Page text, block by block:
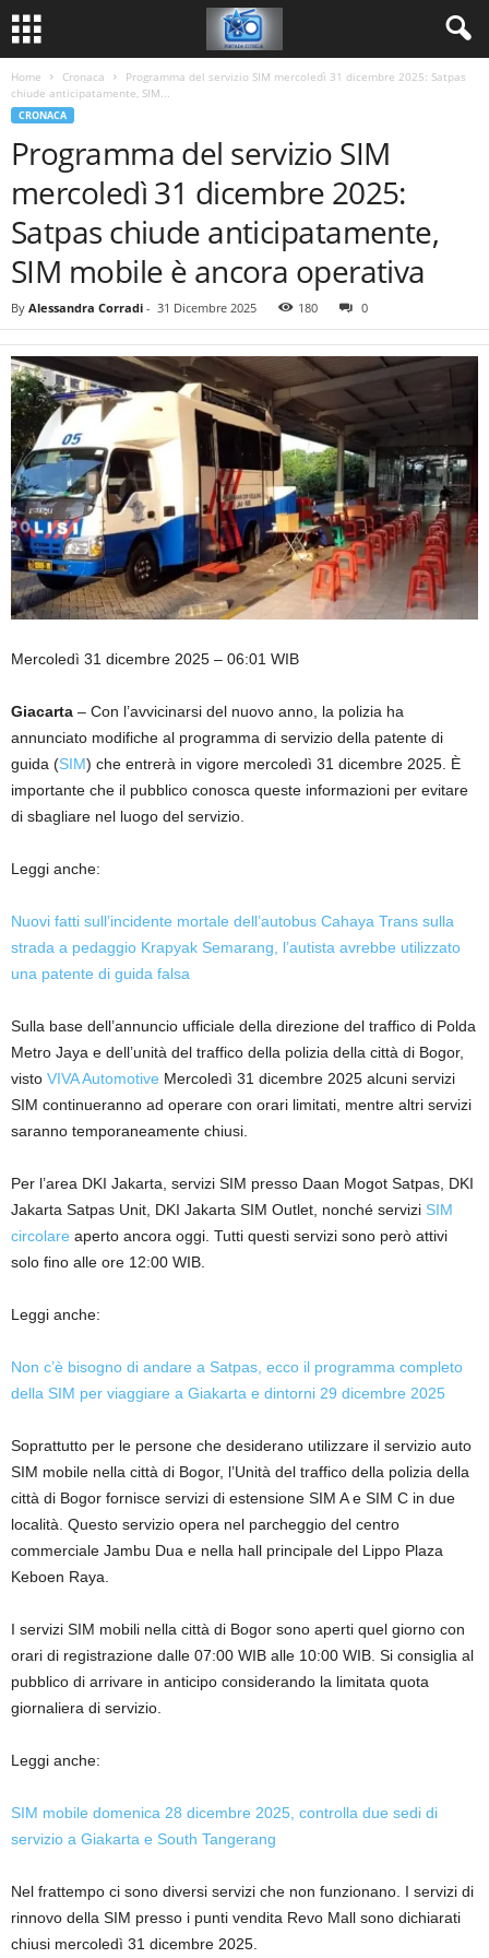
Home Cronaca
Programma del servizio SIM mercoledì 31 dicembre 2025: Satpas
chiude anticipatamente, SIM...
CRONACA
Programma del servizio SIM
mercoledì 31 dicembre 2025:
Satpas chiude anticipatamente,
SIM mobile è ancora operativa
By Alessandra Corradi - 31 Dicembre 2025 180 0
Mercoledì 31 dicembre 2025 – 06:01 WIB
Giacarta – Con l’avvicinarsi del nuovo anno, la polizia ha
annunciato modifiche al programma di servizio della patente di
guida (SIM) che entrerà in vigore mercoledì 31 dicembre 2025. È
importante che il pubblico conosca queste informazioni per evitare
di sbagliare nel luogo del servizio.
Leggi anche:
Nuovi fatti sull’incidente mortale dell’autobus Cahaya Trans sulla
strada a pedaggio Krapyak Semarang, l’autista avrebbe utilizzato
una patente di guida falsa
Sulla base dell’annuncio ufficiale della direzione del traffico di Polda
Metro Jaya e dell’unità del traffico della polizia della città di Bogor,
visto VIVA Automotive Mercoledì 31 dicembre 2025 alcuni servizi
SIM continueranno ad operare con orari limitati, mentre altri servizi
saranno temporaneamente chiusi.
Per l’area DKI Jakarta, servizi SIM presso Daan Mogot Satpas, DKI
Jakarta Satpas Unit, DKI Jakarta SIM Outlet, nonché servizi SIM
circolare aperto ancora oggi. Tutti questi servizi sono però attivi
solo fino alle ore 12:00 WIB.
Leggi anche:
Non c’è bisogno di andare a Satpas, ecco il programma completo
della SIM per viaggiare a Giakarta e dintorni 29 dicembre 2025
Soprattutto per le persone che desiderano utilizzare il servizio auto
SIM mobile nella città di Bogor, l’Unità del traffico della polizia della
città di Bogor fornisce servizi di estensione SIM A e SIM C in due
località. Questo servizio opera nel parcheggio del centro
commerciale Jambu Dua e nella hall principale del Lippo Plaza
Keboen Raya.
I servizi SIM mobili nella città di Bogor sono aperti quel giorno con
orari di registrazione dalle 07:00 WIB alle 10:00 WIB. Si consiglia al
pubblico di arrivare in anticipo considerando la limitata quota
giornaliera di servizio.
Leggi anche:
SIM mobile domenica 28 dicembre 2025, controlla due sedi di
servizio a Giakarta e South Tangerang
Nel frattempo ci sono diversi servizi che non funzionano. I servizi di
rinnovo della SIM presso i punti vendita Revo Mall sono dichiarati
chiusi mercoledì 31 dicembre 2025.